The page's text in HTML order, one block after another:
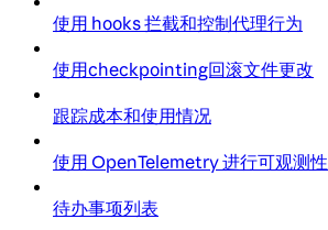
使用 hooks 拦截和控制代理行为
使用checkpointing回滚文件更改
跟踪成本和使用情况
使用 OpenTelemetry 进行可观测性
待办事项列表